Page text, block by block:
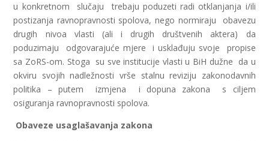
u konkretnom slučaju trebaju poduzeti radi otklanjanja i/ili
postizanja ravnopravnosti spolova, nego normiraju obavezu
drugih nivoa vlasti (ali i drugih društvenih aktera) da
poduzimaju odgovarajuće mjere i usklađuju svoje propise
sa ZoRS-om. Stoga su sve institucije vlasti u BiH dužne da u
okviru svojih nadležnosti vrše stalnu reviziju zakonodavnih
politika – putem izmjena i dopuna zakona s ciljem
osiguranja ravnopravnosti spolova.
Obaveze usaglašavanja zakona